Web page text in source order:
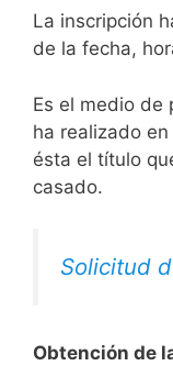
La inscripción
de la fecha,
Es el medio de
ha realizado
ésta el título
casado.
Solicitud
Obtención de